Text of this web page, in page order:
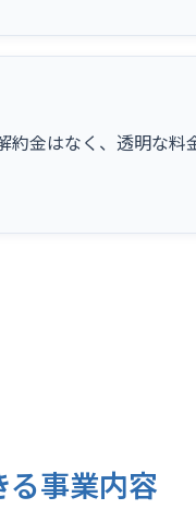
金はなく、透明な料
事業内容